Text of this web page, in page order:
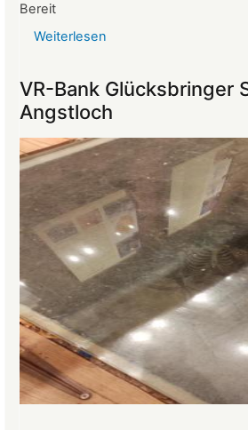
Bereit
Weiterlesen
Mittelalter
begeistert
die
Teilnehmer:innen
VR-Bank Glücksbringer
Angstloch